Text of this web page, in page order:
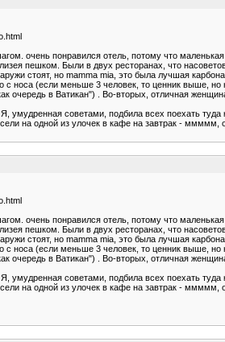
очень понравился отель, потому что
пешком. Были в двух ресторанах, что
стоят, но mamma mia, это была лучшая
с носа (если меньше 3 человек, то ценник
очередь в Ватикан") . Во-вторых, отличная
советами, подбила всех поехать
на одной из улочек в кафе на завтрак - ммммм,
очень понравился отель, потому что
пешком. Были в двух ресторанах, что
стоят, но mamma mia, это была лучшая
с носа (если меньше 3 человек, то ценник
очередь в Ватикан") . Во-вторых, отличная
советами, подбила всех поехать
на одной из улочек в кафе на завтрак - ммммм,